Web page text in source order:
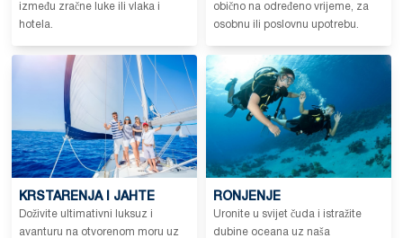
između zračne luke ili vlaka i
hotela.
obično na određeno vrijeme, za
osobnu ili poslovnu upotrebu.
KRSTARENJA I JAHTE
Doživite ultimativni luksuz i
avanturu na otvorenom moru uz
RONJENJE
Uronite u svijet čuda i istražite
dubine oceana uz naša